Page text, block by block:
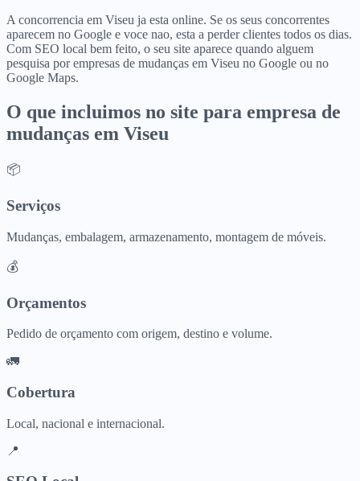
A concorrencia em Viseu ja esta online. Se os seus concorrentes
aparecem no Google e voce nao, esta a perder clientes todos os dias.
Com SEO local bem feito, o seu site aparece quando alguem
pesquisa por empresas de mudanças em Viseu no Google ou no
Google Maps.
O que incluimos no site para empresa de
mudanças em Viseu
📦
Serviços
Mudanças, embalagem, armazenamento, montagem de móveis.
💰
Orçamentos
Pedido de orçamento com origem, destino e volume.
🚛
Cobertura
Local, nacional e internacional.
📍